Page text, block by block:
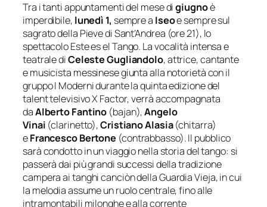
Tra i tanti appuntamenti del mese digiugnoè
imperdibile, lunedì 1, sempre a Iseoe sempre sul
sagrato della Pieve di Sant’Andrea (ore 21), lo
spettacoloEste es el Tango. La vocalità intensa e
teatrale diCeleste Gugliandolo, attrice, cantante
e musicista messinese giunta alla notorietà con il
gruppo I Moderni durante la quinta edizione del
talent televisivoX Factor,verrà accompagnata
daAlberto Fantino (bajan),Angelo
Vinai (clarinetto),Cristiano Alasia(chitarra)
eFrancesco Bertone (contrabbasso). Il pubblico
sarà condotto in un viaggio nella storia del tango: si
passerà dai più grandi successi della tradizione
campera ai tanghicanciòndellaGuardia Vieja, in cui
la melodia assume un ruolo centrale, fino alle
intramontabili milonghe e alla corrente